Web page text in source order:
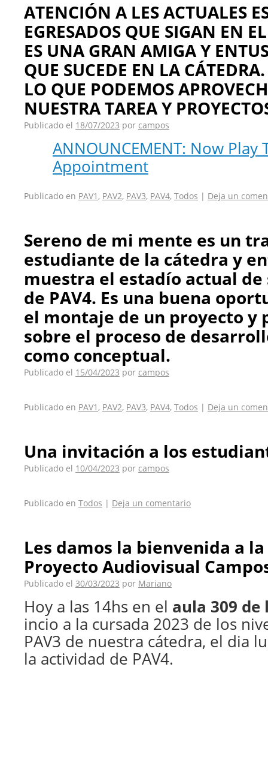
ATENCIÓN A LES ACTUALES
EGRESADOS QUE SIGAN EN
ES UNA GRAN AMIGA Y
QUE SUCEDE EN LA
LO QUE PODEMOS
NUESTRA TAREA Y
Publicado el 18/07/2023 por campos
ANNOUNCEMENT: Now Play
Appointment
Publicado en PAV1 , PAV2, PAV3, PAV4, Todos | Deja un
Sereno de mi mente es un
estudiante de la cátedra y
muestra el estadío actual
de PAV4. Es una buena
el montaje de un proyecto y
sobre el proceso de
como conceptual.
Publicado el 15/04/2023 por campos
Publicado en PAV1 , PAV2, PAV3, PAV4, Todos | Deja un
Una invitación a los
Publicado el 10/04/2023 por campos
Publicado en Todos | Deja un comentario
Les damos la bienvenida a
Proyecto Audiovisual
Publicado el 30/03/2023 por Mariano
Hoy a las 14hs en el aula 309 de
incio a la cursada 2023 de los
PAV3 de nuestra cátedra, el dia
la actividad de PAV4.